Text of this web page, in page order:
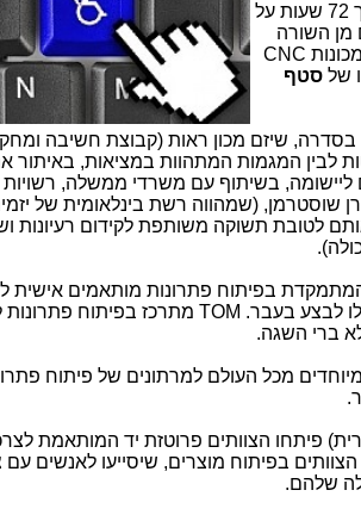
מפתחים, יזמים ומייקרים ויעבדו במשך 72 שעות על
מן השורה
CNC
שלסטף
בסדרה, שיזם מכון ראות (קבוצת חשיבה
לבין המגמות המתהוות במציאות, באיתור
ליישומה, בשיתוף עם משרדי ממשלה, רשויות
שוסטרמן, (שמהווה רשת בינלאומית של
לטובת תשוקה משותפת לקידום רעיונות
.
בפיתוח פתרונות מותאמים אישית
לבצע בעבר. TOM מתרכז בפיתוח פתרונות
ברי השגה.
מכל העולם למרתונים של פיתוח
פיתחו הצוותים פרוטזת יד המותאמת
הצוותים בפיתוח מוצרים, שיסייעו לאנשים עם
שלהם.